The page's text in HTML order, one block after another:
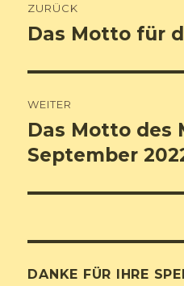
Navigation
ZURÜCK
Vorheriger
Das Motto für
WEITER
Nächster
Beitrag:
Das Motto des
September
DANKE FÜR IHRE